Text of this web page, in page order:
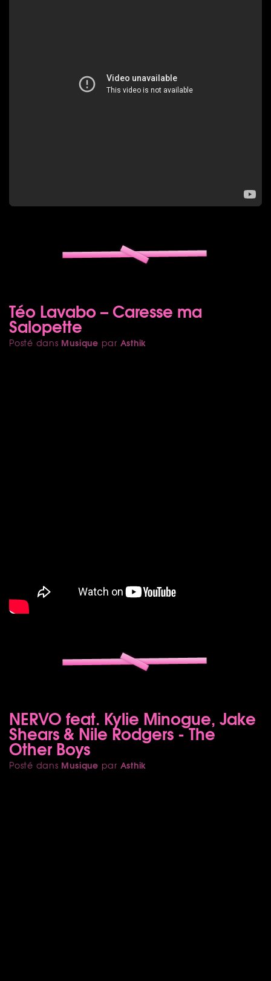
Téo Lavabo – Caresse ma
Salopette
Posté dans Musique par Asthik
NERVO feat. Kylie Minogue, Jake
Shears & Nile Rodgers - The
Other Boys
Posté dans Musique par Asthik